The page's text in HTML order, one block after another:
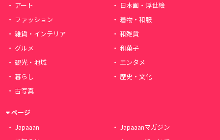
アート
日本画・浮世絵
ファッション
着物・和服
雑貨・インテリア
和雑貨
グルメ
和菓子
観光・地域
エンタメ
暮らし
歴史・文化
古写真
ページ
Japaaan
Japaaanマガジン